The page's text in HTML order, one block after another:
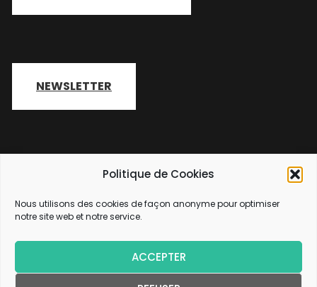
Politique de Cookies
Nous utilisons des cookies de façon anonyme pour optimiser
notre site web et notre service.
ACCEPTER
NEWSLETTER
2026 CopyrightSEAtizens.
SEAtizens.org est un projet de Watever-Seatizens,
Association de Loi 1901. Adresse : 2 rue Hauteville 75010 Paris
(France).
Blossom Themes. Propulsé par